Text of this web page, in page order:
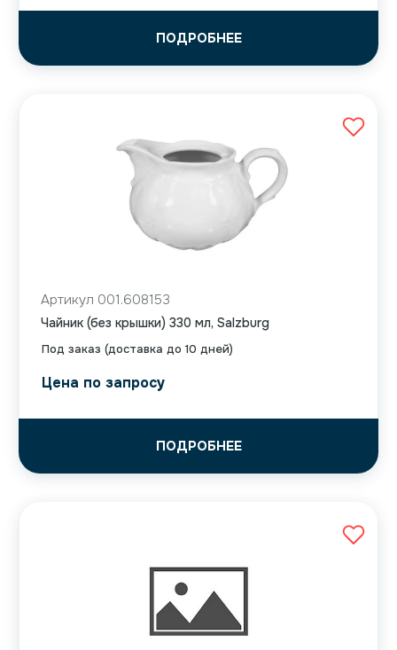
ПОДРОБНЕЕ
Под заказ (доставка до 10 дней)
Артикул 001.608153
Чайник (без крышки) 330 мл, Salzburg
Цена по запросу
ПОДРОБНЕЕ